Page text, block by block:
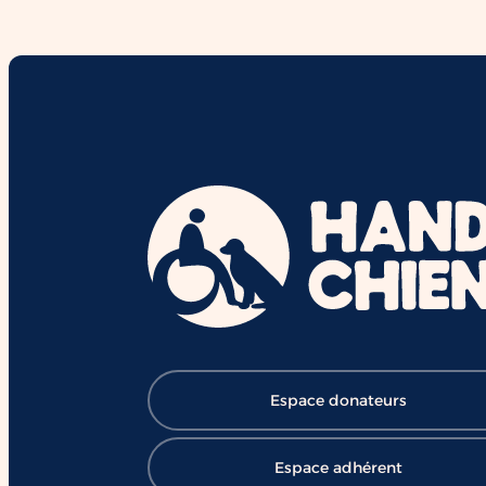
mois de formation,
chaque jour à ouvrir le chemin de la
réussite et de l'inclusion ❤️ 👉
Soutenir HANDI'CHIENS :
https://lnkd.in/eBV53T_7
#HANDICHIENS
#RéussiteScolaire #Inclusion
#ChangerDesVies
Espace donateurs
Espace adhérent